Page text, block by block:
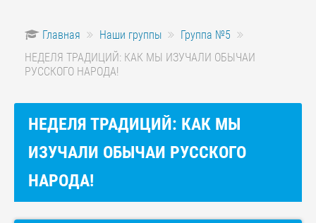
Главная Наши группы
Группа №5
НЕДЕЛЯ ТРАДИЦИЙ: КАК МЫ ИЗУЧАЛИ ОБЫЧАИ
РУССКОГО НАРОДА!
НЕДЕЛЯ ТРАДИЦИЙ: КАК МЫ
ИЗУЧАЛИ ОБЫЧАИ РУССКОГО
НАРОДА!